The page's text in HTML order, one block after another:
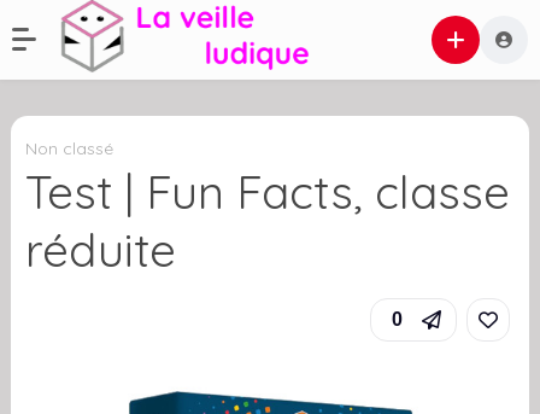
Non classé
Test | Fun Facts, classe
réduite
0